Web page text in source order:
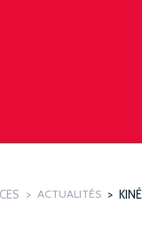
ACTUALITÉS